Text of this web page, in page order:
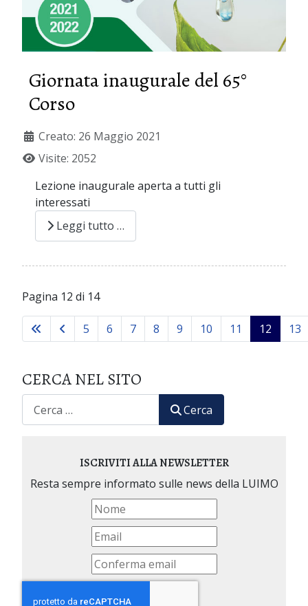
Giornata inaugurale del 65°
Corso
Creato: 26 Maggio 2021
Visite: 2052
Lezione inaugurale aperta a tutti gli
interessati
Leggi tutto …
Pagina 12 di 14
5 6 7 8 9 10 11 12 13
CERCA NEL SITO
Cerca
ISCRIVITI ALLA NEWSLETTER
Resta sempre informato sulle news della LUIMO